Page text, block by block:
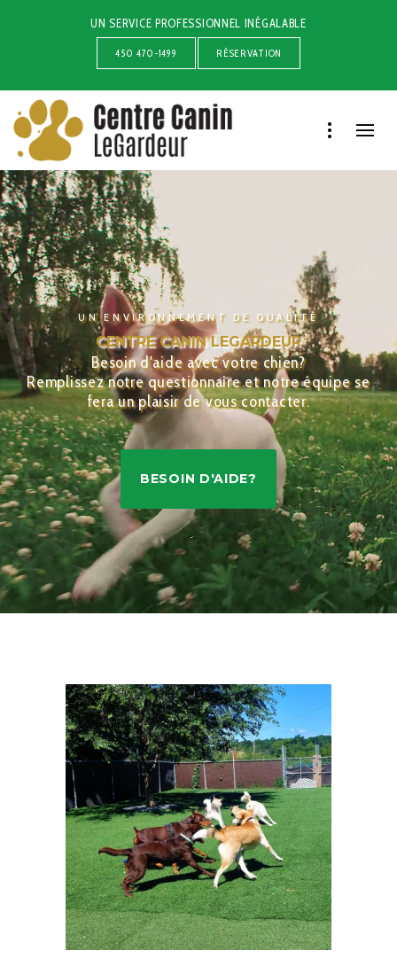
UN SERVICE PROFESSIONNEL INÉGALABLE
450 470-1499 RÉSERVATION
UN ENVIRONNEMENT DE QUALITÉ
CENTRE CANIN LEGARDEUR
Besoin d'aide avec votre chien?
Remplissez notre questionnaire et notre équipe se
fera un plaisir de vous contacter.
BESOIN D'AIDE?